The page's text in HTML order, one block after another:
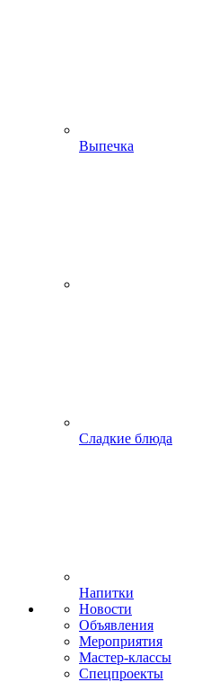
Выпечка
Сладкие блюда
Напитки
Новости
Объявления
Мероприятия
Мастер-классы
Спецпроекты